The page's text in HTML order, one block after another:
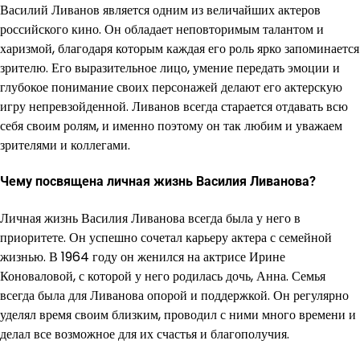
Василий Ливанов является одним из величайших актеров
российского кино. Он обладает неповторимым талантом и
харизмой, благодаря которым каждая его роль ярко запоминается
зрителю. Его выразительное лицо, умение передать эмоции и
глубокое понимание своих персонажей делают его актерскую
игру непревзойденной. Ливанов всегда старается отдавать всю
себя своим ролям, и именно поэтому он так любим и уважаем
зрителями и коллегами.
Чему посвящена личная жизнь Василия Ливанова?
Личная жизнь Василия Ливанова всегда была у него в
приоритете. Он успешно сочетал карьеру актера с семейной
жизнью. В 1964 году он женился на актрисе Ирине
Коноваловой, с которой у него родилась дочь, Анна. Семья
всегда была для Ливанова опорой и поддержкой. Он регулярно
уделял время своим близким, проводил с ними много времени и
делал все возможное для их счастья и благополучия.